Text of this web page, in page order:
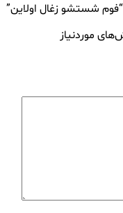
شستشو زغال اولاین”
موردنیاز